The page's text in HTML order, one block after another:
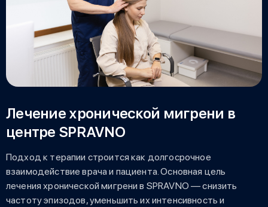
Лечение хронической мигрени в
центре SPRAVNO
Подход к терапии строится как долгосрочное
взаимодействие врача и пациента. Основная цель
лечения хронической мигрени в SPRAVNO — снизить
частоту эпизодов, уменьшить их интенсивность и